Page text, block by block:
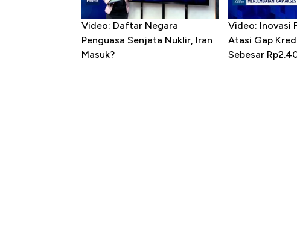
Video: Daftar Negara
Penguasa Senjata Nuklir, Iran
Masuk?
Video: Inovasi
Atasi Gap
Sebesar